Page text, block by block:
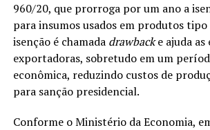
960/20, que prorroga por um ano a
para insumos usados em produtos tipo
isenção é chamada drawbacke ajuda as
exportadoras, sobretudo em um
econômica, reduzindo custos de
para sanção presidencial.
Conforme o Ministério da Economia,